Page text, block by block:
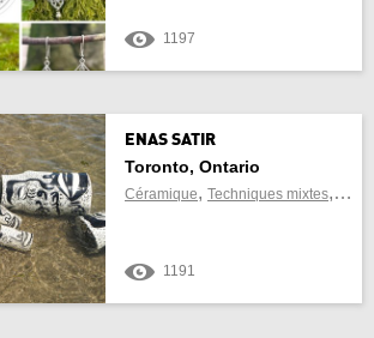
emplacement actuel
1197
ENAS SATIR
Toronto, Ontario
Céramique, Techniques mixtes,
1191